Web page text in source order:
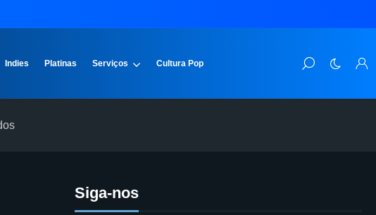
Indies Platinas Serviços Cultura Pop
Siga-nos